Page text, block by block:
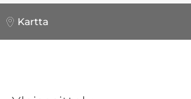
Kartta